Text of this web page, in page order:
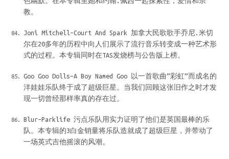
教。
Joni Mitchell–Court And Spark 加拿大民歌歌手乔尼.米切
尔在20多年的历程中向人们展示了流行音乐转变成一种艺术形
式的过程。本专辑同时在TAS发烧榜与公告版上榜。
Goo Goo Dolls–A Boy Named Goo 以一首歌曲”彩虹”而成名的
洋娃娃乐队终于成了超级巨星。当我们回顾这张旧作之时才发
现一切曾经那样率真的存在过。
Blur–Parklife 污点乐队用实力证明了他们是英国最棒的乐
队。本专辑的3白金销量将乐队造就成了超级巨星，并带动了
一场英式吉他摇滚的风潮。